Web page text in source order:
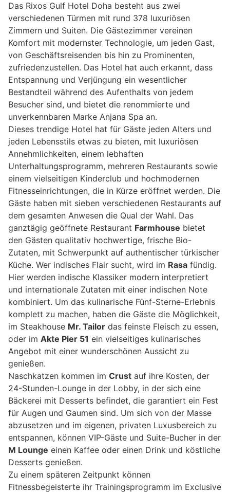
Das Rixos Gulf Hotel Doha besteht aus zwei
verschiedenen Türmen mit rund 378 luxuriösen
Zimmern und Suiten. Die Gästezimmer vereinen
Komfort mit modernster Technologie, um jeden Gast,
von Geschäftsreisenden bis hin zu Prominenten,
zufriedenzustellen. Das Hotel hat auch erkannt, dass
Entspannung und Verjüngung ein wesentlicher
Bestandteil während des Aufenthalts von jedem
Besucher sind, und bietet die renommierte und
unverkennbaren Marke Anjana Spa an.
Dieses trendige Hotel hat für Gäste jeden Alters und
jeden Lebensstils etwas zu bieten, mit luxuriösen
Annehmlichkeiten, einem lebhaften
Unterhaltungsprogramm, mehreren Restaurants sowie
einem vielseitigen Kinderclub und hochmodernen
Fitnesseinrichtungen, die in Kürze eröffnet werden. Die
Gäste haben mit sieben verschiedenen Restaurants auf
dem gesamten Anwesen die Qual der Wahl. Das
ganztägig geöffnete Restaurant Farmhouse bietet
den Gästen qualitativ hochwertige, frische Bio-
Zutaten, mit Schwerpunkt auf authentischer türkischer
Küche. Wer indisches Flair sucht, wird im Rasa fündig.
Hier werden indische Klassiker modern interpretiert
und internationale Zutaten mit einer indischen Note
kombiniert. Um das kulinarische Fünf-Sterne-Erlebnis
komplett zu machen, haben die Gäste die Möglichkeit,
im Steakhouse Mr. Tailor das feinste Fleisch zu essen,
oder im Akte Pier 51 ein vielseitiges kulinarisches
Angebot mit einer wunderschönen Aussicht zu
genießen.
Naschkatzen kommen im Crust auf ihre Kosten, der
24-Stunden-Lounge in der Lobby, in der sich eine
Bäckerei mit Desserts befindet, die garantiert ein Fest
für Augen und Gaumen sind. Um sich von der Masse
abzusetzen und im eigenen, privaten Luxusbereich zu
entspannen, können VIP-Gäste und Suite-Bucher in der
M Lounge einen Kaffee oder einen Drink und köstliche
Desserts genießen.
Zu einem späteren Zeitpunkt können
Fitnessbegeisterte ihr Trainingsprogramm im Exclusive